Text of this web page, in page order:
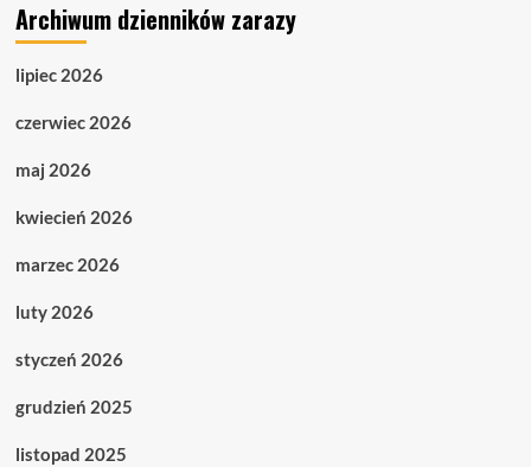
Archiwum dzienników zarazy
lipiec 2026
czerwiec 2026
maj 2026
kwiecień 2026
marzec 2026
luty 2026
styczeń 2026
grudzień 2025
listopad 2025